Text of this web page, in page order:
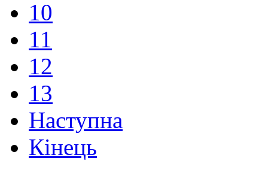
10
11
12
13
Наступна
Кінець